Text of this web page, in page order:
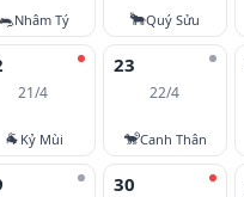
Nhâm Tý 🐂Quý Sửu
21/4
🐐 Kỷ Mùi
23
22/4
🐒Canh Thân
30